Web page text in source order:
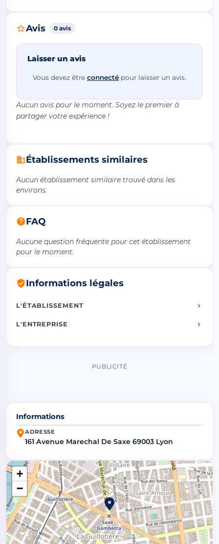
Avis 0 avis
Laisser un avis
Vous devez être connecté pour laisser un avis.
Aucun avis pour le moment. Soyez le premier à
partager votre expérience !
Établissements similaires
Aucun établissement similaire trouvé dans les
environs.
FAQ
Aucune question fréquente pour cet établissement
pour le moment.
Informations légales
L'ÉTABLISSEMENT
L'ENTREPRISE
PUBLICITÉ
Informations
ADRESSE
161 Avenue Marechal De Saxe 69003 Lyon
+
−